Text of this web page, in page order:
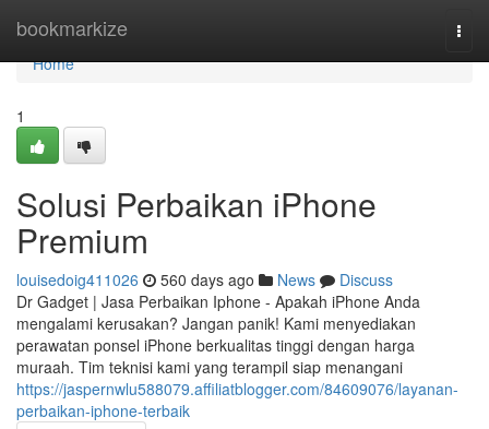
bookmarkize
Home
Home
1
Solusi Perbaikan iPhone
Premium
louisedoig411026 560 days ago News
Discuss
Dr Gadget | Jasa Perbaikan Iphone - Apakah iPhone Anda
mengalami kerusakan? Jangan panik! Kami menyediakan
perawatan ponsel iPhone berkualitas tinggi dengan harga
muraah. Tim teknisi kami yang terampil siap menangani
https://jaspernwlu588079.affiliatblogger.com/84609076/layanan-
perbaikan-iphone-terbaik